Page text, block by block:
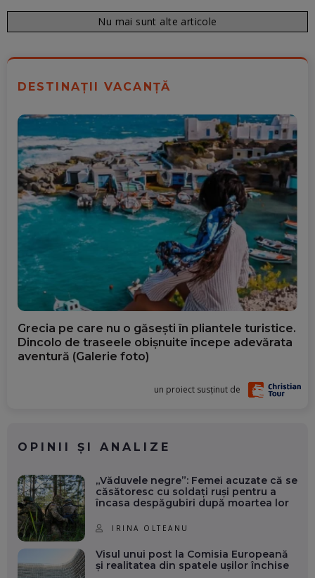
Nu mai sunt alte articole
DESTINAȚII VACANȚĂ
Grecia pe care nu o găsești în pliantele turistice.
Dincolo de traseele obișnuite începe adevărata
aventură (Galerie foto)
un proiect susținut de
OPINII ȘI ANALIZE
„Văduvele negre”: Femei acuzate că se
căsătoresc cu soldați ruși pentru a
încasa despăgubiri după moartea lor
IRINA OLTEANU
Visul unui post la Comisia Europeană
și realitatea din spatele ușilor închise